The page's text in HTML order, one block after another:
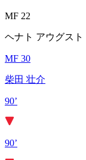
MF 22
ヘナト アウグスト
MF 30
柴田 壮介
90’
90’